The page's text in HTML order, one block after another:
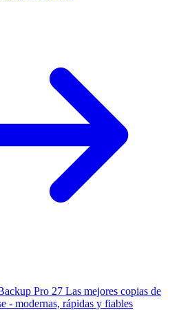
Pro 27 Las mejores copias de
- modernas, rápidas y fiables